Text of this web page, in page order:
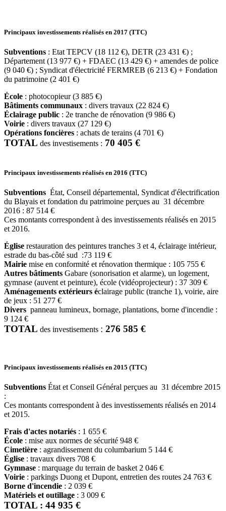
Principaux investissements réalisés en 2017 (TTC)
Subventions : Etat TEPCV (18 112 €), DETR (23 431 €) ;
Département (13 977 €) + FDAEC (13 429 €) + amendes de police
(9 040 €) ; Syndicat d'électricité FERMREB (6 213 €) + Fondation
du patrimoine (2 401 €)
École : photocopieur (3 885 €)
Bâtiments communaux : divers travaux (22 824 €)
Éclairage public : 2e tranche de rénovation (9 986 €)
Voirie : divers travaux (27 129 €)
Opérations foncières : achats de terains (4 701 €)
TOTAL des investisements : 70 405 €
Principaux investissements réalisés en 2016 (TTC)
Subventions État, Conseil départemental, Syndicat d'électrification
du Blayais et fondation du patrimoine perçues au 31 décembre
2016 : 87 514 €
Ces montants correspondent à des investissements réalisés en 2015
et 2016.
Église restauration des peintures tranches 3 et 4, éclairage intérieur,
estrade du bas-côté sud :73 119 €
Mairie mise en conformité et rénovation thermique : 105 755 €
Autres bâtiments Gabare (sonorisation et alarme), un logement,
gymnase (auvent et peinture), école (vidéoprojecteur) : 37 309 €
Aménagements extérieurs éclairage public (tranche 1), voirie, aire
de jeux : 51 277 €
Divers panneau lumineux, bornage, plantations, borne d'incendie :
9 124 €
TOTAL des investisements : 276 585 €
Principaux investissements réalisés en 2015 (TTC)
Subventions État et Conseil Général perçues au 31 décembre 2015
:
Ces montants correspondent à des investissements réalisés en 2014
et 2015.
Frais d'actes notariés : 1 655 €
École : mise aux normes de sécurité 948 €
Cimetière : agrandissement du columbarium 5 144 €
Église : travaux divers 708 €
Gymnase : marquage du terrain de basket 2 046 €
Voirie : parkings Duong et Dupont, entretien des routes 24 763 €
Borne d'incendie : 2 039 €
Matériels et outillage : 3 009 €
TOTAL : 44 935 €